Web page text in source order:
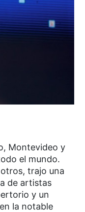
Montevideo y
el mundo.
trajo una
de artistas
y un
la notable